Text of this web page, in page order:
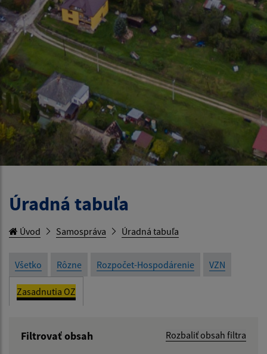
Úradná tabuľa
Úvod Samospráva Úradná tabuľa
Všetko Rôzne Rozpočet-Hospodárenie VZN
Zasadnutia OZ
Filtrovať obsah Rozbaliť obsah filtra